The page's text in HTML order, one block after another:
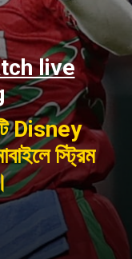
live
Disney
স্ট্রিম